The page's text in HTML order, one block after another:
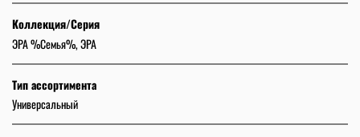
Коллекция/Серия
ЭРА %Семья%, ЭРА
Тип ассортимента
Универсальный